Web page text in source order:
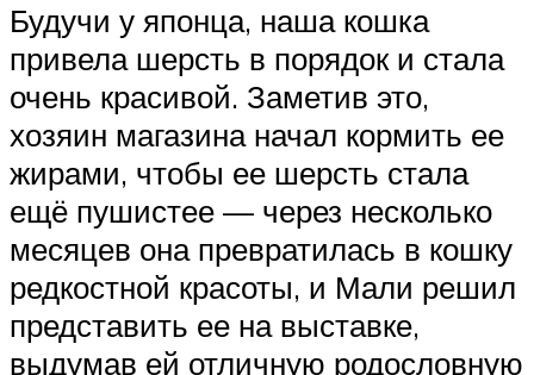
Будучи у японца, наша кошка
привела шерсть в порядок и стала
очень красивой. Заметив это,
хозяин магазина начал кормить ее
жирами, чтобы ее шерсть стала
ещё пушистее — через несколько
месяцев она превратилась в кошку
редкостной красоты, и Мали решил
представить ее на выставке,
выдумав ей отличную родословную